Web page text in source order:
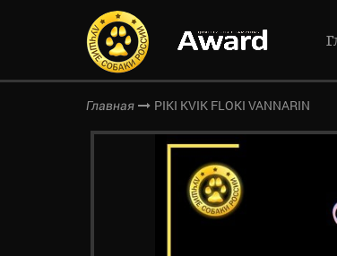
Главная PIKI KVIK FLOKI VANNARIN